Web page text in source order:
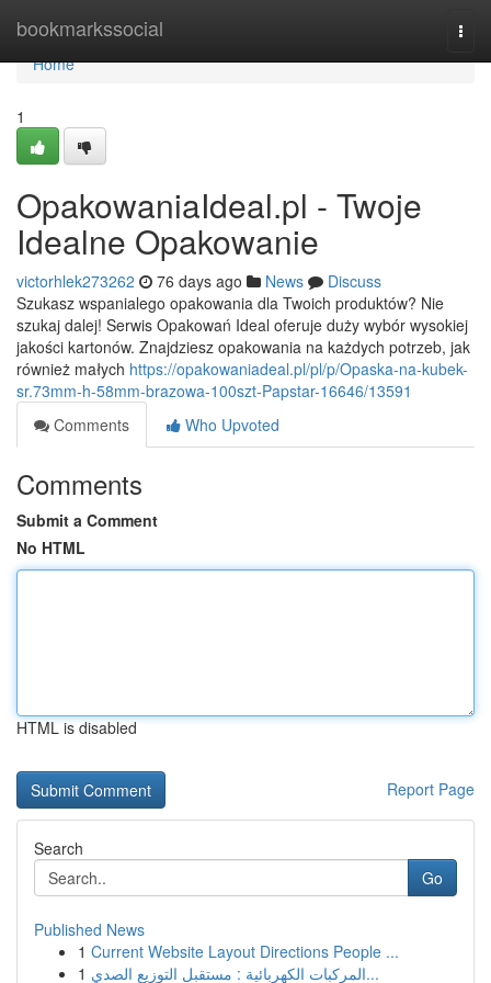
bookmarkssocial
Home
Home
1
OpakowaniaIdeal.pl - Twoje
Idealne Opakowanie
victorhlek273262 76 days ago News
Discuss
Szukasz wspanialego opakowania dla Twoich produktów? Nie
szukaj dalej! Serwis Opakowań Ideal oferuje duży wybór wysokiej
jakości kartonów. Znajdziesz opakowania na każdych potrzeb, jak
również małych https://opakowaniadeal.pl/pl/p/Opaska-na-kubek-
sr.73mm-h-58mm-brazowa-100szt-Papstar-16646/13591
Comments
Who Upvoted
Comments
Submit a Comment
No HTML
HTML is disabled
Report Page
Search
Go
Published News
1 Current Website Layout Directions People ...
1
المركبات الكهربائية : مستقبل التوزيع الصدي...